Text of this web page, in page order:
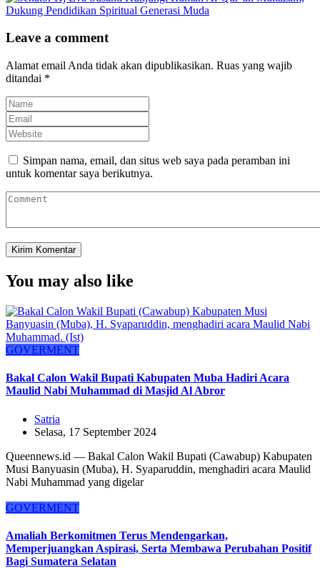
Leave a comment
Alamat email Anda tidak akan dipublikasikan. Ruas yang wajib
ditandai *
Simpan nama, email, dan situs web saya pada peramban ini
untuk komentar saya berikutnya.
You may also like
GOVERMENT
Bakal Calon Wakil Bupati Kabupaten Muba Hadiri Acara
Maulid Nabi Muhammad di Masjid Al Abror
Satria
Selasa, 17 September 2024
Queennews.id — Bakal Calon Wakil Bupati (Cawabup) Kabupaten
Musi Banyuasin (Muba), H. Syaparuddin, menghadiri acara Maulid
Nabi Muhammad yang digelar
GOVERMENT
Amaliah Berkomitmen Terus Mendengarkan,
Memperjuangkan Aspirasi, Serta Membawa Perubahan Positif
Bagi Sumatera Selatan